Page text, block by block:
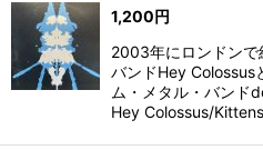
1,200 円
2003年にロンドンで
バンドHey Colossus
ム・メタル・バンド
Hey Colossus/Kittens